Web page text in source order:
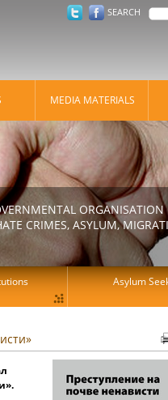
SEARCH
MEDIA MATERIALS
CRIMES, ASYLUM,
Asylum